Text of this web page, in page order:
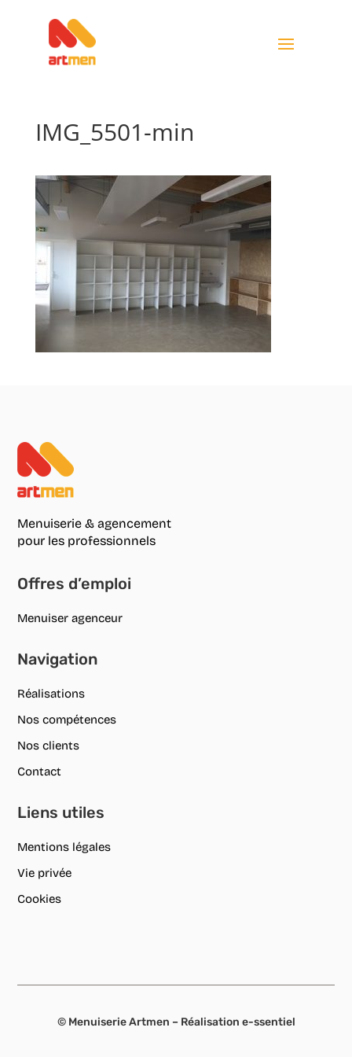
IMG_5501-min
Menuiserie & agencement
pour les professionnels
Offres d’emploi
Menuiser agenceur
Navigation
Réalisations
Nos compétences
Nos clients
Contact
Liens utiles
Mentions légales
Vie privée
Cookies
© Menuiserie Artmen – Réalisation e-ssentiel